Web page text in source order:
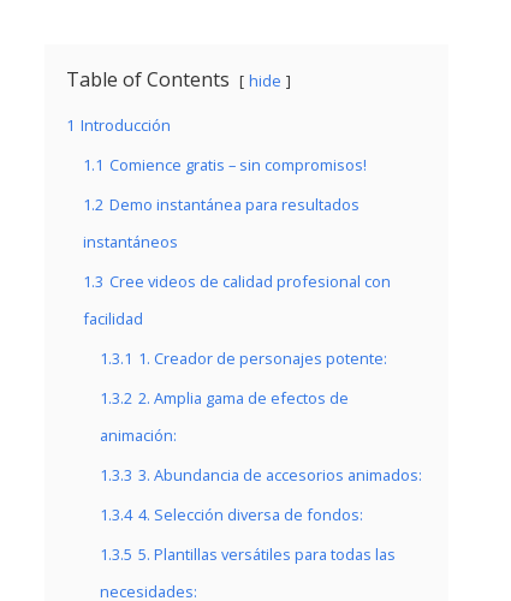
Table of Contents hide
1 Introducción
1.1 Comience gratis – sin compromisos!
1.2 Demo instantánea para resultados
instantáneos
1.3 Cree videos de calidad profesional con
facilidad
1.3.1 1. Creador de personajes potente:
1.3.2 2. Amplia gama de efectos de
animación:
1.3.3 3. Abundancia de accesorios animados:
1.3.4 4. Selección diversa de fondos:
1.3.5 5. Plantillas versátiles para todas las
necesidades: